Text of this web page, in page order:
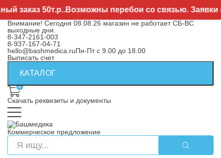
50т.р..Возможны перебои со связью. Заявки
Внимание! Сегодня 08.08.26 магазин не работает СБ-ВС
выходные дни.
8-347-2161-003
8-937-167-04-71
hello@bashmedica.ruПн-Пт с 9.00 до 18.00
Выписать счет
КАТАЛОГ
0
Скачать реквизиты и документы
Коммерческое предложение